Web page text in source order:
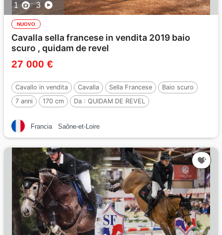
1 3
NUOVO
Cavalla sella francese in vendita 2019 baio
scuro , quidam de revel
27 000 €
Cavallo in vendita Cavalla Sella Francese
Baio scuro
7 anni
170 cm Da : QUIDAM DE REVEL
Francia Saône-et-Loire